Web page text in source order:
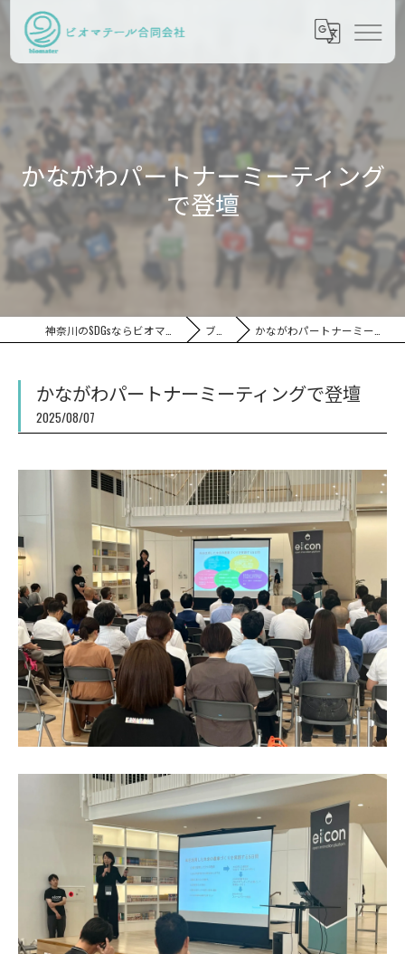
かながわパートナーミーティング
で登壇
ブログ かながわパートナーミーティングで登壇
かながわパートナーミーティングで登壇
2025/08/07